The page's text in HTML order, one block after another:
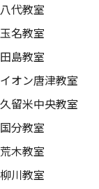
八代教室
玉名教室
田島教室
イオン唐津教室
久留米中央教室
国分教室
荒木教室
柳川教室